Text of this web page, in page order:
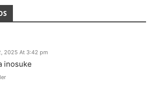
2025 At 3:42 pm
inosuke